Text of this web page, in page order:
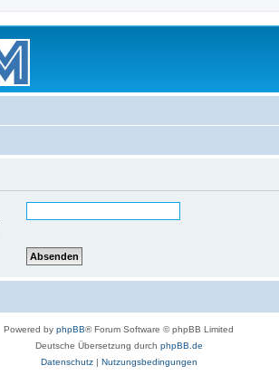
Powered by phpBB® Forum Software © phpBB Limited
Deutsche Übersetzung durch phpBB.de
Datenschutz| Nutzungsbedingungen